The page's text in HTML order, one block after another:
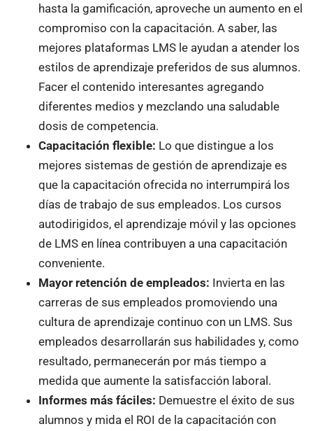
hasta la gamificación, aproveche un aumento en el
compromiso con la capacitación. A saber, las
mejores plataformas LMS le ayudan a atender los
estilos de aprendizaje preferidos de sus alumnos.
Facer el contenido interesantes agregando
diferentes medios y mezclando una saludable
dosis de competencia.
Capacitación flexible: Lo que distingue a los
mejores sistemas de gestión de aprendizaje es
que la capacitación ofrecida no interrumpirá los
días de trabajo de sus empleados. Los cursos
autodirigidos, el aprendizaje móvil y las opciones
de LMS en línea contribuyen a una capacitación
conveniente.
Mayor retención de empleados: Invierta en las
carreras de sus empleados promoviendo una
cultura de aprendizaje continuo con un LMS. Sus
empleados desarrollarán sus habilidades y, como
resultado, permanecerán por más tiempo a
medida que aumente la satisfacción laboral.
Informes más fáciles: Demuestre el éxito de sus
alumnos y mida el ROI de la capacitación con